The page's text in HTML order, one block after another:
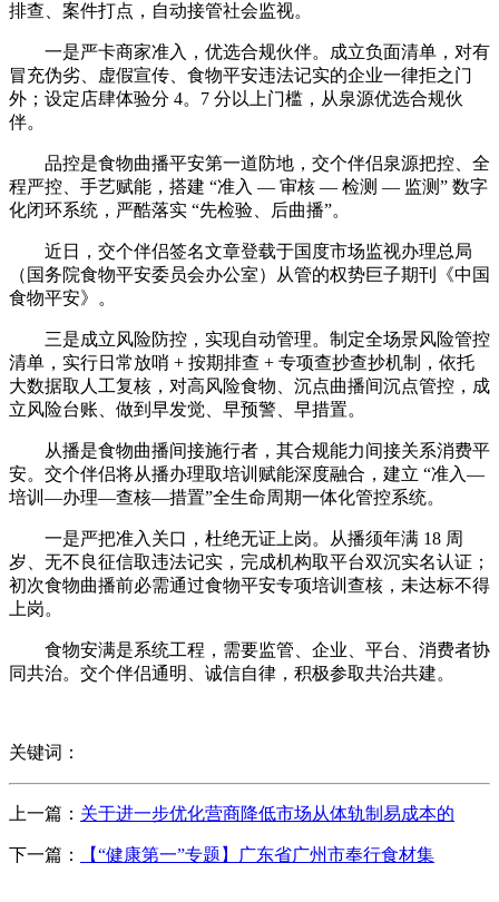
排查、案件打点，自动接管社会监视。
一是严卡商家准入，优选合规伙伴。成立负面清单，对有
冒充伪劣、虚假宣传、食物平安违法记实的企业一律拒之门
外；设定店肆体验分 4。7 分以上门槛，从泉源优选合规伙
伴。
品控是食物曲播平安第一道防地，交个伴侣泉源把控、全
程严控、手艺赋能，搭建 “准入 — 审核 — 检测 — 监测” 数字
化闭环系统，严酷落实 “先检验、后曲播”。
近日，交个伴侣签名文章登载于国度市场监视办理总局
（国务院食物平安委员会办公室）从管的权势巨子期刊《中国
食物平安》。
三是成立风险防控，实现自动管理。制定全场景风险管控
清单，实行日常放哨 + 按期排查 + 专项查抄查抄机制，依托
大数据取人工复核，对高风险食物、沉点曲播间沉点管控，成
立风险台账、做到早发觉、早预警、早措置。
从播是食物曲播间接施行者，其合规能力间接关系消费平
安。交个伴侣将从播办理取培训赋能深度融合，建立 “准入—
培训—办理—查核—措置”全生命周期一体化管控系统。
一是严把准入关口，杜绝无证上岗。从播须年满 18 周
岁、无不良征信取违法记实，完成机构取平台双沉实名认证；
初次食物曲播前必需通过食物平安专项培训查核，未达标不得
上岗。
食物安满是系统工程，需要监管、企业、平台、消费者协
同共治。交个伴侣通明、诚信自律，积极参取共治共建。
关键词：
上一篇： 关于进一步优化营商降低市场从体轨制易成本的
下一篇： 【“健康第一”专题】广东省广州市奉行食材集